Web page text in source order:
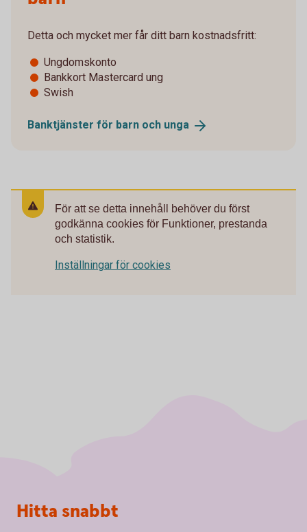
Detta och mycket mer får ditt barn kostnadsfritt:
Ungdomskonto
Bankkort Mastercard ung
Swish
Banktjänster för barn och unga
För att se detta innehåll behöver du först
godkänna cookies för Funktioner, prestanda
och statistik.
Inställningar för cookies
Sidfot
Hitta snabbt